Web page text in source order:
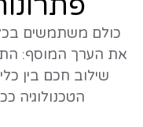
את הערך המוסף:
שילוב חכם בין
הטכנולוגיה